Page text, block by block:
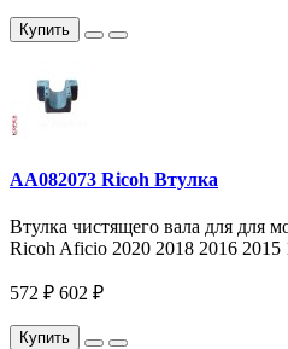
Купить
AA082073 Ricoh Втулка
Втулка чистящего вала для
Ricoh Aficio 2020 2018 2016 2015
572 ₽ 602 ₽
Купить